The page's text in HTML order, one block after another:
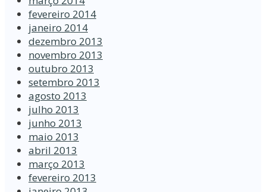
fevereiro 2014
janeiro 2014
dezembro 2013
novembro 2013
outubro 2013
setembro 2013
agosto 2013
julho 2013
junho 2013
maio 2013
abril 2013
março 2013
fevereiro 2013